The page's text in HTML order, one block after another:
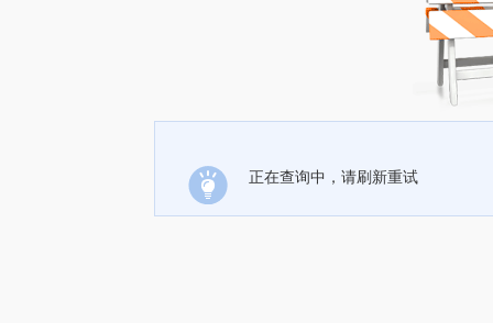
正在查询中，请刷新重试